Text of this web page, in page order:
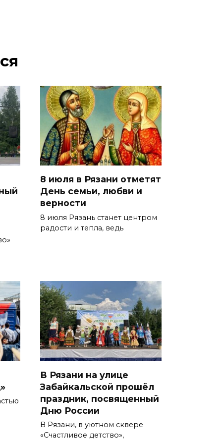
8 июля в Рязани отметят
День семьи, любви и
верности
8 июля Рязань станет центром
радости и тепла, ведь
В Рязани на улице
Забайкальской прошёл
праздник, посвященный
Дню России
В Рязани, в уютном сквере
«Счастливое детство»,